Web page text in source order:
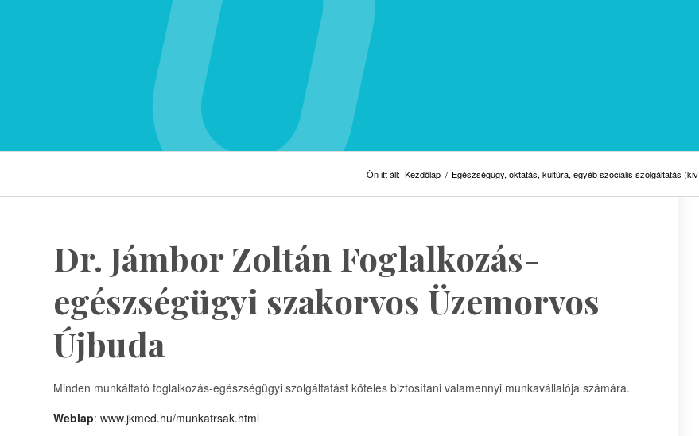
Ön itt áll: Kezdőlap / Egészségügy, oktatás, kultúra, egyéb szociális szolgáltatás (kiv
Dr. Jámbor Zoltán Foglalkozás-
egészségügyi szakorvos Üzemorvos
Újbuda
Minden munkáltató foglalkozás-egészségügyi szolgáltatást köteles biztosítani valamennyi munkavállalója számára.
Weblap: www.jkmed.hu/munkatrsak.html